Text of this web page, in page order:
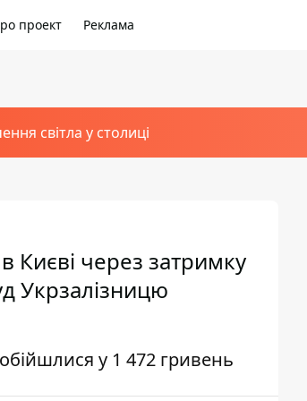
проект Реклама
світла у столиці
Києві через затримку
Укрзалізницю
у 1 472 гривень